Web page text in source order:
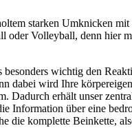
starken Umknicken
Volleyball, denn hier
wichtig den
dabei wird Ihre
Dadurch erhält unser
Information über eine
die komplette Beinkette,